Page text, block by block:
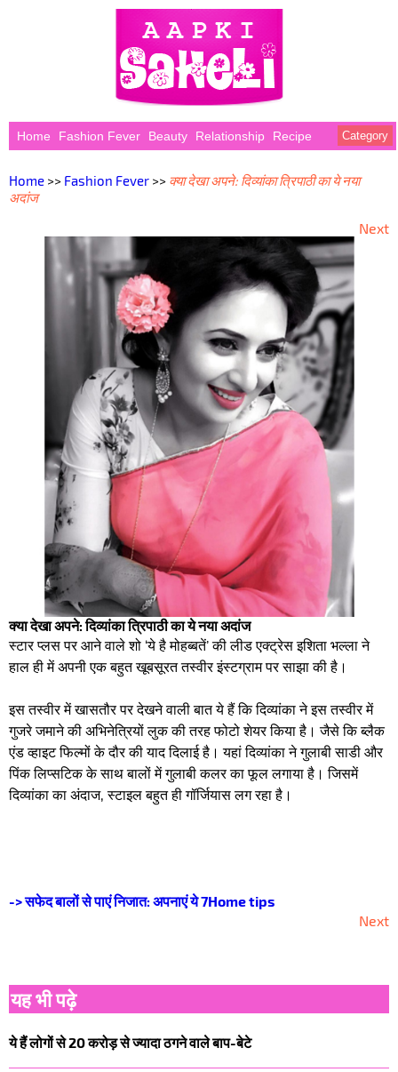
Home Fashion Fever Beauty Relationship Recipe Category
Home >> Fashion Fever >> क्या देखा अपने: दिव्यांका त्रिपाठी का ये नया
अदांज
Next
क्या देखा अपने: दिव्यांका त्रिपाठी का ये नया अदांज
स्टार प्लस पर आने वाले शो ‘ये है मोहब्बतें’ की लीड एक्ट्रेस इशिता भल्ला ने
हाल ही में अपनी एक बहुत खूबसूरत तस्वीर इंस्टग्राम पर साझा की है।
इस तस्वीर में खासतौर पर देखने वाली बात ये हैं कि दिव्यांका ने इस तस्वीर में
गुजरे जमाने की अभिनेत्रियों लुक की तरह फोटो शेयर किया है। जैसे कि ब्लैक
एंड व्हाइट फिल्मों के दौर की याद दिलाई है। यहां दिव्यांका ने गुलाबी साडी और
पिंक लिप्सटिक के साथ बालों में गुलाबी कलर का फूल लगाया है। जिसमें
दिव्यांका का अंदाज, स्टाइल बहुत ही गॉर्जियास लग रहा है।
-> सफेद बालों से पाएं निजात: अपनाएं ये 7Home tips
Next
यह भी पढ़े
ये हैं लोगों से 20 करोड़ से ज्यादा ठगने वाले बाप-बेटे